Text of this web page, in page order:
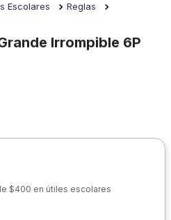
Escolares Reglas
Irrompible 6P
$400 en útiles escolares